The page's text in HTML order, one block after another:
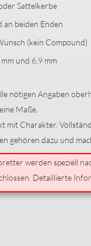
Sattelkerbe
an beiden Enden
(kein Compound)
und 6,9 mm
nötigen Angaben
Maße.
mit Charakter.
gehören dazu und
werden speziell
Detaillierte